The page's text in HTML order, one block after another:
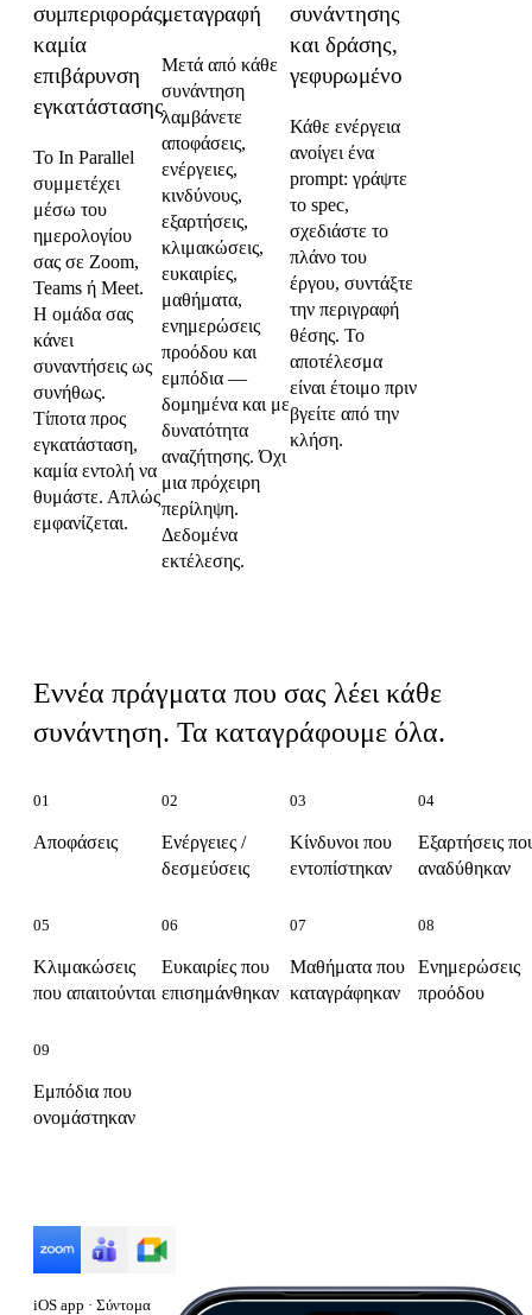
συμπεριφοράς,
καμία
επιβάρυνση
εγκατάστασης
Το In Parallel
συμμετέχει
μέσω του
ημερολογίου
σας σε Zoom,
Teams ή Meet.
Η ομάδα σας
κάνει
συναντήσεις ως
συνήθως.
Τίποτα προς
εγκατάσταση,
καμία εντολή να
θυμάστε. Απλώς
εμφανίζεται.
μεταγραφή
Μετά από κάθε
συνάντηση
λαμβάνετε
αποφάσεις,
ενέργειες,
κινδύνους,
εξαρτήσεις,
κλιμακώσεις,
ευκαιρίες,
μαθήματα,
ενημερώσεις
προόδου και
εμπόδια —
δομημένα και με
δυνατότητα
αναζήτησης. Όχι
μια πρόχειρη
περίληψη.
Δεδομένα
εκτέλεσης.
συνάντησης
και δράσης,
γεφυρωμένο
Κάθε ενέργεια
ανοίγει ένα
prompt: γράψτε
το spec,
σχεδιάστε το
πλάνο του
έργου, συντάξτε
την περιγραφή
θέσης. Το
αποτέλεσμα
είναι έτοιμο πριν
βγείτε από την
κλήση.
Εννέα πράγματα που σας λέει κάθε
συνάντηση. Τα καταγράφουμε όλα.
01
Αποφάσεις
02
Ενέργειες /
δεσμεύσεις
03
Κίνδυνοι που
εντοπίστηκαν
04
Εξαρτήσεις
αναδύθηκαν
05
Κλιμακώσεις
που απαιτούνται
06
Ευκαιρίες που
επισημάνθηκαν
07
Μαθήματα που
καταγράφηκαν
08
Ενημερώσεις
προόδου
09
Εμπόδια που
ονομάστηκαν
iOS app · Σύντομα